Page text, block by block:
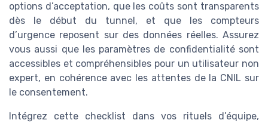
options d’acceptation, que les coûts sont transparents
dès le début du tunnel, et que les compteurs
d’urgence reposent sur des données réelles. Assurez
vous aussi que les paramètres de confidentialité sont
accessibles et compréhensibles pour un utilisateur non
expert, en cohérence avec les attentes de la CNIL sur
le consentement.
Intégrez cette checklist dans vos rituels d’équipe,